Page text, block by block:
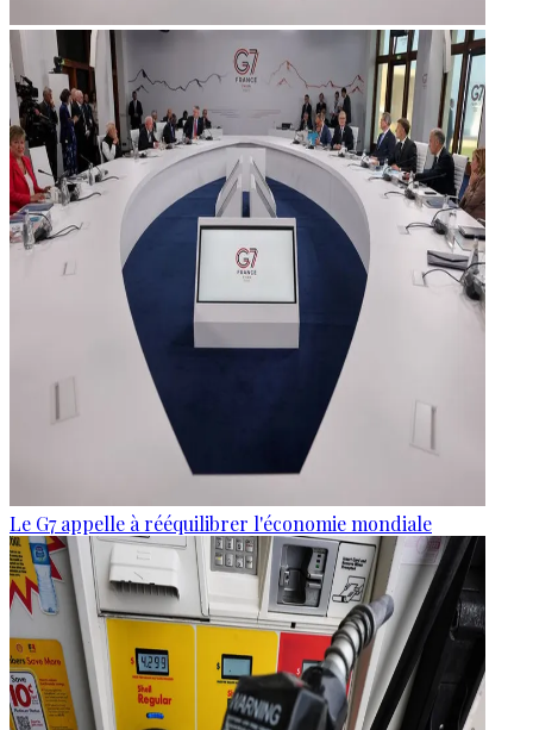
Le G7 appelle à rééquilibrer l'économie mondiale